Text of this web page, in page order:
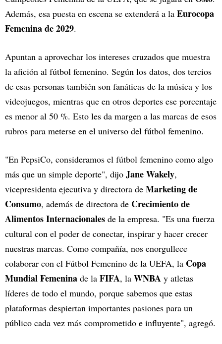
Además, esa puesta en escena se extenderá a la Eurocopa
Femenina de 2029.
Apuntan a aprovechar los intereses cruzados que muestra
la afición al fútbol femenino. Según los datos, dos tercios
de esas personas también son fanáticas de la música y los
videojuegos, mientras que en otros deportes ese porcentaje
es menor al 50 %. Esto les da margen a las marcas de esos
rubros para meterse en el universo del fútbol femenino.
"En PepsiCo, consideramos el fútbol femenino como algo
más que un simple deporte", dijo Jane Wakely,
vicepresidenta ejecutiva y directora de Marketing de
Consumo, además de directora de Crecimiento de
Alimentos Internacionales de la empresa. "Es una fuerza
cultural con el poder de conectar, inspirar y hacer crecer
nuestras marcas. Como compañía, nos enorgullece
colaborar con el Fútbol Femenino de la UEFA, la Copa
Mundial Femenina de la FIFA, la WNBA y atletas
líderes de todo el mundo, porque sabemos que estas
plataformas despiertan importantes pasiones para un
público cada vez más comprometido e influyente", agregó.